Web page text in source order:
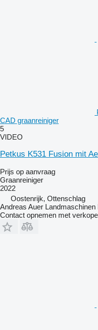
CAD graanreiniger
5
VIDEO
Petkus K531 Fusion mit
Prijs op aanvraag
Graanreiniger
2022
Oostenrijk, Ottenschlag
Andreas Auer Landmaschinen
Contact opnemen met